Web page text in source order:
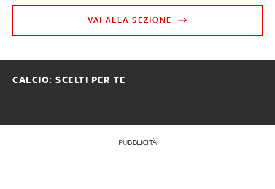
VAI ALLA SEZIONE
CALCIO: SCELTI PER TE
PUBBLICITÀ